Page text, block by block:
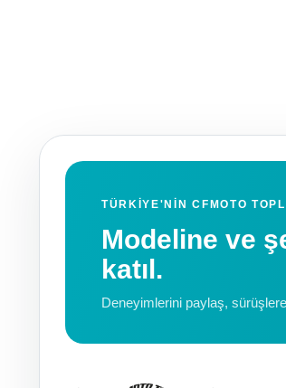
TÜRKIYE'NIN CFMOTO
Modeline ve
katıl.
Deneyimlerini paylaş,